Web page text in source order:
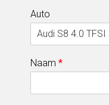
Auto
Naam *